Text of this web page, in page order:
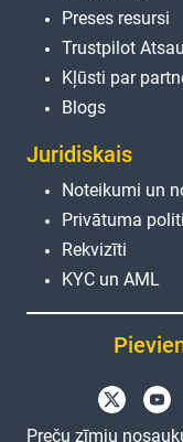
Preses resursi
Trustpilot
Kļūsti par
Blogs
Juridiskais
Noteikumi un
Privātuma
Rekvizīti
KYC un AML
Preču zīmju